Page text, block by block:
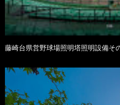
藤崎台県営野球場照明塔照明設備そ